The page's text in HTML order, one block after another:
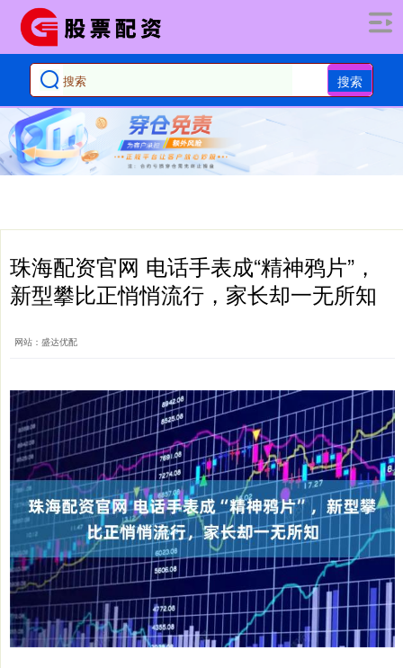
搜索
珠海配资官网 电话手表成“精神鸦片”，
新型攀比正悄悄流行，家长却一无所知
网站：盛达优配